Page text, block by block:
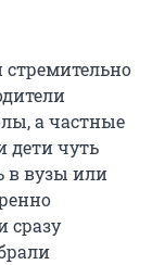
а частные
дети чуть
в вузы или
сразу